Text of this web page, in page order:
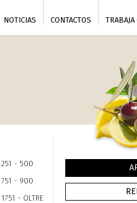
NOTICIAS CONTACTOS
251 - 500
751 - 900
1751 - OLTRE